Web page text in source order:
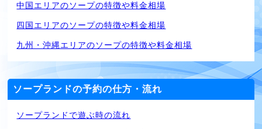
中国エリアのソープの特徴や料金相場
四国エリアのソープの特徴や料金相場
九州・沖縄エリアのソープの特徴や料金相場
ソープランドの予約の仕方・流れ
ソープランドで遊ぶ時の流れ